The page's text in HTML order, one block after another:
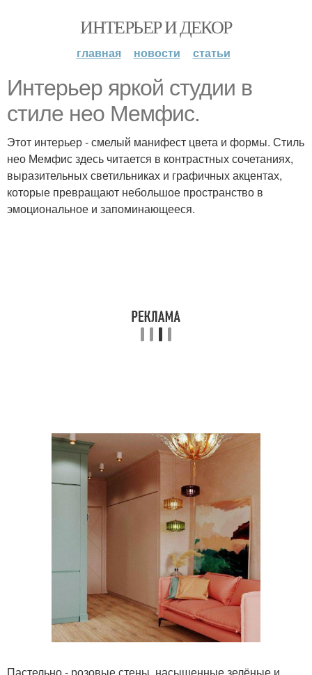
ИНТЕРЬЕР И ДЕКОР
главная новости статьи
Интерьер яркой студии в
стиле нео Мемфис.
Этот интерьер - смелый манифест цвета и формы. Стиль
нео Мемфис здесь читается в контрастных сочетаниях,
выразительных светильниках и графичных акцентах,
которые превращают небольшое пространство в
эмоциональное и запоминающееся.